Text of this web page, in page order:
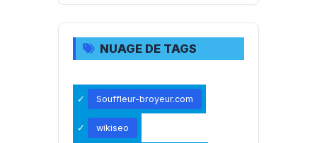
NUAGE DE TAGS
Souffleur-broyeur.com
wikiseo